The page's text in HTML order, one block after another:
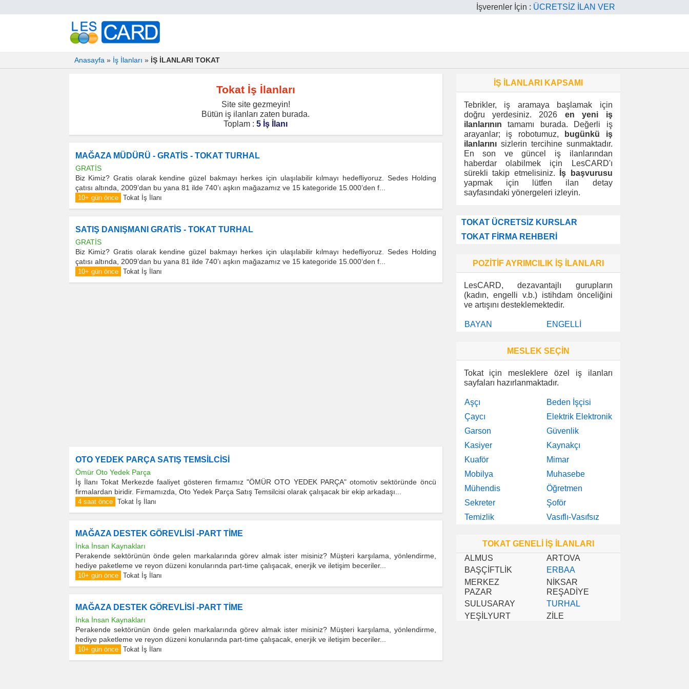
İşverenler İçin : ÜCRETSİZ İLAN VER
Anasayfa » İş İlanları » İŞ İLANLARI TOKAT
Tokat İş İlanları
Site site gezmeyin!
Bütün iş ilanları zaten burada.
Toplam : 5 İş İlanı
MAĞAZA MÜDÜRÜ - GRATİS - TOKAT TURHAL
GRATİS
Biz Kimiz? Gratis olarak kendine güzel bakmayı herkes için ulaşılabilir kılmayı hedefliyoruz. Sedes Holding
çatısı altında, 2009’dan bu yana 81 ilde 740’ı aşkın mağazamız ve 15 kategoride 15.000’den f...
10+ gün önce Tokat İş İlanı
SATIŞ DANIŞMANI GRATİS - TOKAT TURHAL
GRATİS
Biz Kimiz? Gratis olarak kendine güzel bakmayı herkes için ulaşılabilir kılmayı hedefliyoruz. Sedes Holding
çatısı altında, 2009’dan bu yana 81 ilde 740’ı aşkın mağazamız ve 15 kategoride 15.000’den f...
10+ gün önce Tokat İş İlanı
OTO YEDEK PARÇA SATIŞ TEMSİLCİSİ
Ömür Oto Yedek Parça
İş İlanı Tokat Merkezde faaliyet gösteren firmamız "ÖMÜR OTO YEDEK PARÇA" otomotiv sektöründe öncü
firmalardan biridir. Firmamızda, Oto Yedek Parça Satış Temsilcisi olarak çalışacak bir ekip arkadaşı...
4 saat önce Tokat İş İlanı
MAĞAZA DESTEK GÖREVLİSİ -PART TİME
İnka İnsan Kaynakları
Perakende sektörünün önde gelen markalarında görev almak ister misiniz? Müşteri karşılama, yönlendirme,
hediye paketleme ve reyon düzeni konularında part-time çalışacak, enerjik ve iletişim beceriler...
10+ gün önce Tokat İş İlanı
MAĞAZA DESTEK GÖREVLİSİ -PART TİME
İnka İnsan Kaynakları
Perakende sektörünün önde gelen markalarında görev almak ister misiniz? Müşteri karşılama, yönlendirme,
hediye paketleme ve reyon düzeni konularında part-time çalışacak, enerjik ve iletişim beceriler...
10+ gün önce Tokat İş İlanı
İŞ İLANLARI KAPSAMI
Tebrikler, iş aramaya başlamak için
doğru yerdesiniz. 2026 en yeni iş
ilanlarının tamamı burada. Değerli iş
arayanlar; iş robotumuz,
bugünkü iş
ilanlarınısizlerin tercihine sunmaktadır.
En son ve güncel iş ilanlarından
haberdar olabilmek için LesCARD'ı
sürekli takip etmelisiniz.
İş başvurusu
yapmak için lütfen ilan detay
sayfasındaki yönergeleri izleyin.
TOKAT ÜCRETSİZ KURSLAR
TOKAT FİRMA REHBERİ
POZİTİF AYRIMCILIK İŞ İLANLARI
LesCARD, dezavantajlı gurupların
(kadın, engelli v.b.) istihdam önceliğini
ve artışını desteklemektedir.
BAYAN ENGELLİ
MESLEK SEÇİN
Tokat için mesleklere özel iş ilanları
sayfaları hazırlanmaktadır.
Aşçı
Beden İşçisi
Çaycı
Elektrik Elektronik
Garson
Güvenlik
Kasiyer
Kaynakçı
Kuaför
Mimar
Mobilya
Muhasebe
Mühendis
Öğretmen
Sekreter
Şoför
Temizlik
Vasıflı-Vasıfsız
TOKAT GENELİ İŞ İLANLARI
ALMUS
ARTOVA
BAŞÇİFTLİK
ERBAA
MERKEZ
NİKSAR
PAZAR
REŞADİYE
SULUSARAY
TURHAL
YEŞİLYURT
ZİLE